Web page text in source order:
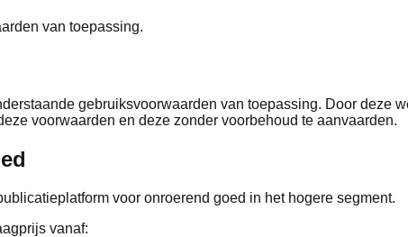
van toepassing.
gebruiksvoorwaarden van toepassing. Door deze
voorwaarden en deze zonder voorbehoud te aanvaarden.
voor onroerend goed in het hogere segment.
vanaf: